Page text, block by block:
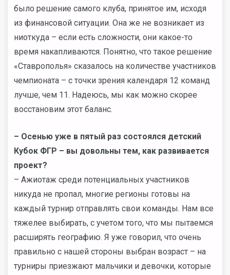
было решение самого клуба, принятое им, исходя
из финансовой ситуации. Она же не возникает из
ниоткуда – если есть сложности, они какое-то
время накапливаются. Понятно, что такое решение
«Ставрополья» сказалось на количестве участников
чемпионата – с точки зрения календаря 12 команд
лучше, чем 11. Надеюсь, мы как можно скорее
восстановим этот баланс.
– Осенью уже в пятый раз состоялся детский
Кубок ФГР – вы довольны тем, как развивается
проект?
– Ажиотаж среди потенциальных участников
никуда не пропал, многие регионы готовы на
каждый турнир отправлять свои команды. Нам все
тяжелее выбирать, с учетом того, что мы пытаемся
расширять географию. Я уже говорил, что очень
правильно с нашей стороны выбран возраст – на
турниры приезжают мальчики и девочки, которые